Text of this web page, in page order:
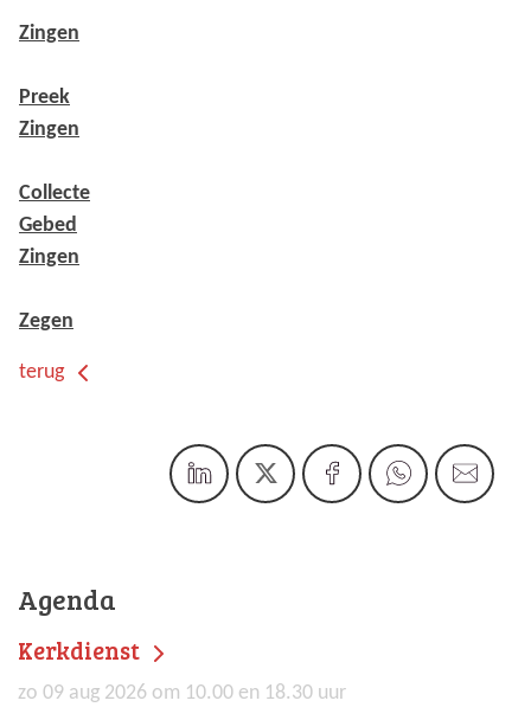
Zingen
Preek
Zingen
Collecte
Gebed
Zingen
Zegen
terug
Agenda
Kerkdienst
zo 09 aug 2026 om 10.00 en 18.30 uur